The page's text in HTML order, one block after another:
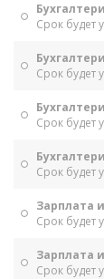
Срок будет
Срок будет
Срок будет
Срок будет
Зарплата
Срок будет
Зарплата
Срок будет